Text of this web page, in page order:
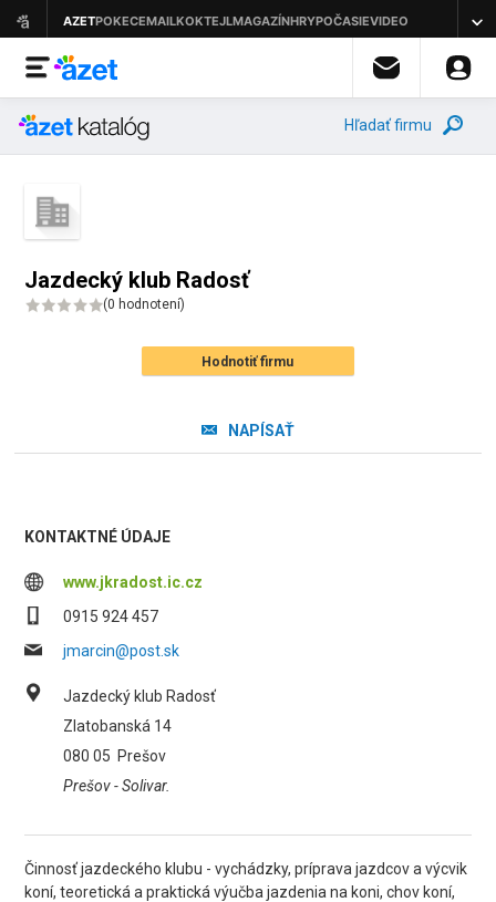
Hľadať firmu
Jazdecký klub Radosť
(0 hodnotení)
Hodnotiť firmu
NAPÍSAŤ
KONTAKTNÉ ÚDAJE
www.jkradost.ic.cz
0915 924 457
jmarcin@post.sk
Jazdecký klub Radosť
Zlatobanská 14
080 05 Prešov
Prešov - Solivar.
Činnosť jazdeckého klubu - vychádzky, príprava jazdcov a výcvik
koní, teoretická a praktická výučba jazdenia na koni, chov koní,